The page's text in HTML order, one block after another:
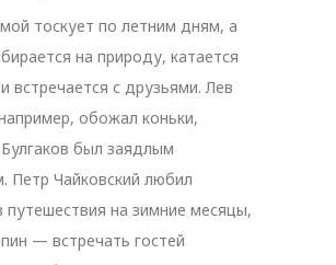
тоскует по летним дням, а
на природу, катается
встречается с друзьями. Лев
обожал коньки,
был заядлым
Петр Чайковский любил
путешествия на зимние месяцы,
— встречать гостей